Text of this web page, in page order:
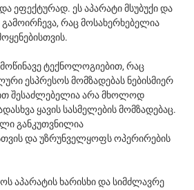
ეფექტურად. ეს აპარატი მსუბუქი და
რაც მოსახერხებელია
ტექნოლოგიებით, რაც
ესპრესოს მომზადებას ნებისმიერ
შესაძლებელია არა მხოლოდ
ყავის სასმელების მომზადებაც.
განკუთვნილია
და უზრუნველყოფს ოპერირების
აპარატის ხარისხი და სიმძლავრე